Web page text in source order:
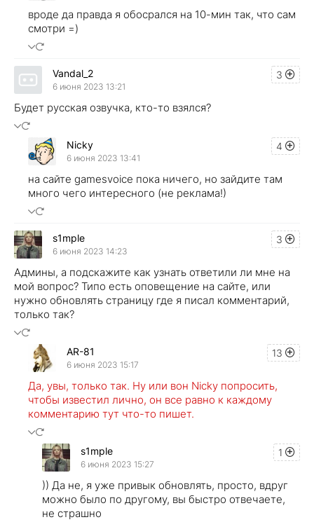
вроде да правда я обосрался на 10-мин так, что сам
смотри =)
3
Vandal_2
6 июня 2023 13:21
Будет русская озвучка, кто-то взялся?
4
Nicky
6 июня 2023 13:41
на сайте gamesvoice пока ничего, но зайдите там
много чего интересного (не реклама!)
3
s1mple
6 июня 2023 14:23
Админы, а подскажите как узнать ответили ли мне на
мой вопрос? Типо есть оповещение на сайте, или
нужно обновлять страницу где я писал комментарий,
только так?
13
AR-81
6 июня 2023 15:17
Да, увы, только так. Ну или вон Nicky попросить,
чтобы известил лично, он все равно к каждому
комментарию тут что-то пишет.
1
s1mple
6 июня 2023 15:27
)) Да не, я уже привык обновлять, просто, вдруг
можно было по другому, вы быстро отвечаете,
не страшно